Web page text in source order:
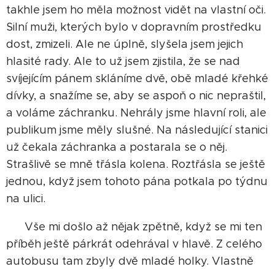
takhle jsem ho měla možnost vidět na vlastní oči.
Silní muži, kterých bylo v dopravním prostředku
dost, zmizeli. Ale ne úplně, slyšela jsem jejich
hlasité rady. Ale to už jsem zjistila, že se nad
svíjejícím pánem skláníme dvě, obě mladé křehké
dívky, a snažíme se, aby se aspoň o nic nepraštil,
a voláme záchranku. Nehrály jsme hlavní roli, ale
publikum jsme měly slušné. Na následující stanici
už čekala záchranka a postarala se o něj.
Strašlivě se mně třásla kolena. Roztřásla se ještě
jednou, když jsem tohoto pána potkala po týdnu
na ulici.
Vše mi došlo až nějak zpětně, když se mi ten
příběh ještě párkrát odehrával v hlavě. Z celého
autobusu tam zbyly dvě mladé holky. Vlastně